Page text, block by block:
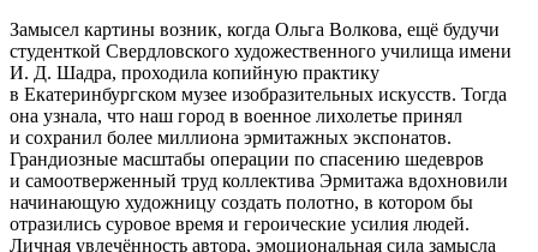
Замысел картины возник, когда Ольга Волкова, ещё будучи
студенткой Свердловского художественного училища имени
И. Д. Шадра, проходила копийную практику
в Екатеринбургском музее изобразительных искусств. Тогда
она узнала, что наш город в военное лихолетье принял
и сохранил более миллиона эрмитажных экспонатов.
Грандиозные масштабы операции по спасению шедевров
и самоотверженный труд коллектива Эрмитажа вдохновили
начинающую художницу создать полотно, в котором бы
отразились суровое время и героические усилия людей.
Личная увлечённость автора, эмоциональная сила замысла